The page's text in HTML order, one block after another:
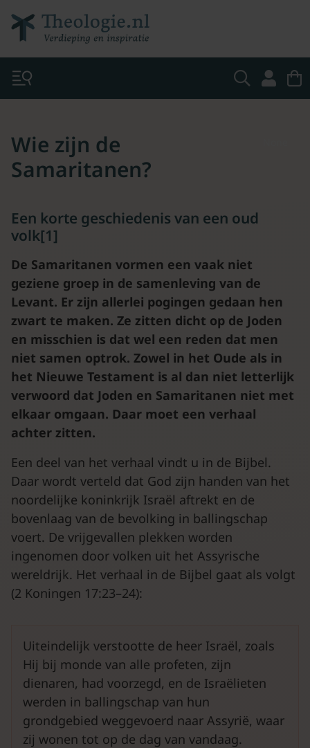
Wie zijn de
Samaritanen?
Een korte geschiedenis van een oud
volk[1]
De Samaritanen vormen een vaak niet
geziene groep in de samenleving van de
Levant. Er zijn allerlei pogingen gedaan hen
zwart te maken. Ze zitten dicht op de Joden
en misschien is dat wel een reden dat men
niet samen optrok. Zowel in het Oude als in
het Nieuwe Testament is al dan niet letterlijk
verwoord dat Joden en Samaritanen niet met
elkaar omgaan. Daar moet een verhaal
achter zitten.
Een deel van het verhaal vindt u in de Bijbel.
Daar wordt verteld dat God zijn handen van het
noordelijke koninkrijk Israël aftrekt en de
bovenlaag van de bevolking in ballingschap
voert. De vrijgevallen plekken worden
ingenomen door volken uit het Assyrische
wereldrijk. Het verhaal in de Bijbel gaat als volgt
(2 Koningen 17:23–24):
Uiteindelijk verstootte de heer Israël, zoals
Hij bij monde van alle profeten, zijn
dienaren, had voorzegd, en de Israëlieten
werden in ballingschap van hun
grondgebied weggevoerd naar Assyrië, waar
zij wonen tot op de dag van vandaag.